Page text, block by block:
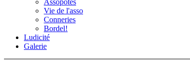
Assopotes
Vie de l'asso
Conneries
Bordel!
Ludicité
Galerie